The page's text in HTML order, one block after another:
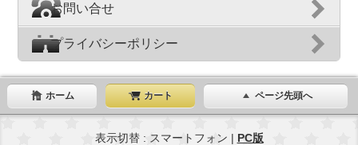
お問い合せ
プライバシーポリシー
ホーム カート ページ先頭へ
表示切替 : スマートフォン | PC版